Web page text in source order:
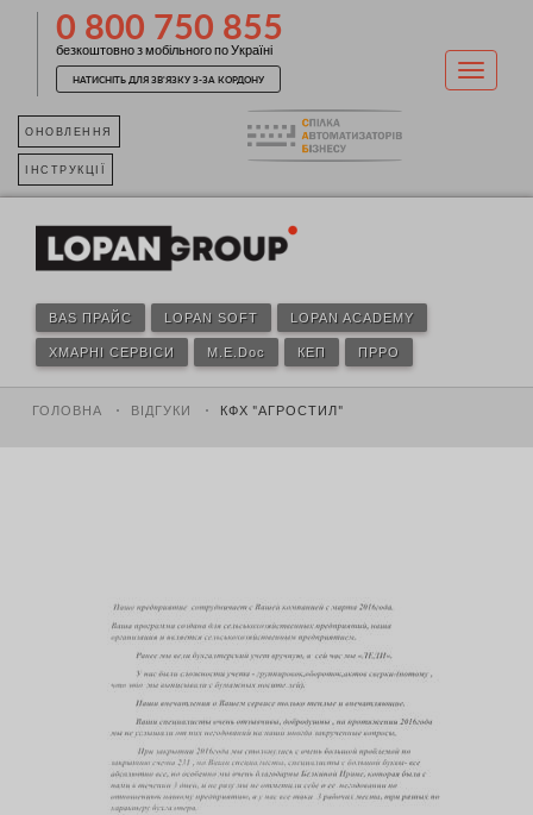
0 800 750 855
безкоштовно з мобільного по Україні
НАТИСНІТЬ ДЛЯ ЗВ'ЯЗКУ З-ЗА КОРДОНУ
ОНОВЛЕННЯ
ІНСТРУКЦІЇ
BAS ПРАЙС LOPAN SOFT LOPAN ACADEMY
ХМАРНІ СЕРВІСИ M.E.Doc КЕП ПРРО
ГОЛОВНА ВІДГУКИ КФХ "АГРОСТИЛ"